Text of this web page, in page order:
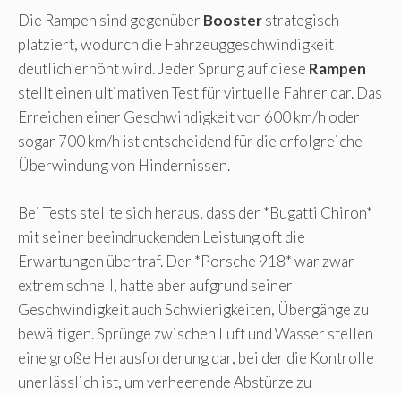
Die Rampen sind gegenüber Boosterstrategisch
platziert, wodurch die Fahrzeuggeschwindigkeit
deutlich erhöht wird. Jeder Sprung auf diese Rampen
stellt einen ultimativen Test für virtuelle Fahrer dar. Das
Erreichen einer Geschwindigkeit von 600 km/h oder
sogar 700 km/h ist entscheidend für die erfolgreiche
Überwindung von Hindernissen.
Bei Tests stellte sich heraus, dass der *Bugatti Chiron*
mit seiner beeindruckenden Leistung oft die
Erwartungen übertraf. Der *Porsche 918* war zwar
extrem schnell, hatte aber aufgrund seiner
Geschwindigkeit auch Schwierigkeiten, Übergänge zu
bewältigen. Sprünge zwischen Luft und Wasser stellen
eine große Herausforderung dar, bei der die Kontrolle
unerlässlich ist, um verheerende Abstürze zu